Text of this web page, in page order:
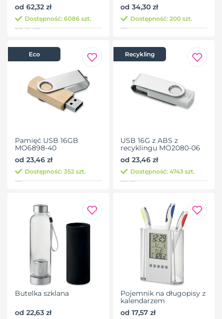
od 62,32 zł
Dostępność: 6086 szt.
od 34,30 zł
Dostępność: 200 szt.
Eco
Pamięć USB 16GB
MO6898-40
od 23,46 zł
Dostępność: 352 szt.
Recykling
USB 16G z ABS z
recyklingu MO2080-06
od 23,46 zł
Dostępność: 4743 szt.
Butelka szklana
od 22,63 zł
Pojemnik na długopisy z
kalendarzem
od 17,57 zł